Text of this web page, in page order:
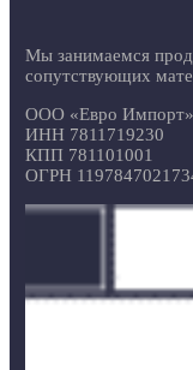
Мы занимаемся
сопутствующих
ООО «Евро Импорт»
ИНН 7811719230
КПП 781101001
ОГРН